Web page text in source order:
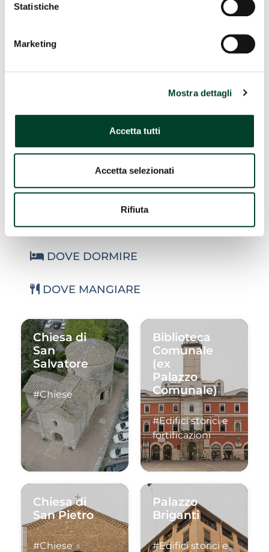
Statistiche
Marketing
Mostra dettagli
Accetta tutti
Accetta selezionati
Rifiuta
Leaflet| Map data (c)OpenStreetMap contributors
Potrebbe interessarti anche...
COSA VEDERE
DOVE DORMIRE
DOVE MANGIARE
Chiesa di
San
Salvatore
#Chiese
Biblioteca
Comunale
(ex
Palazzo
Comunale)
#Edifici storici e
fortificazioni
Chiesa di
San Pietro
#Chiese
Palazzo
Briganti
#Edifici storici e